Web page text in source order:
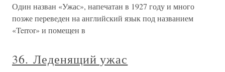
Один назван «Ужас», напечатан в 1927 году и много
позже переведен на английский язык под названием
«Terror» и помещен в
36. Леденящий ужас